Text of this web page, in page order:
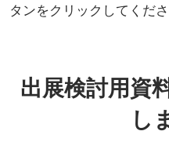
タンをクリックしてくださ
出展検討用資
し